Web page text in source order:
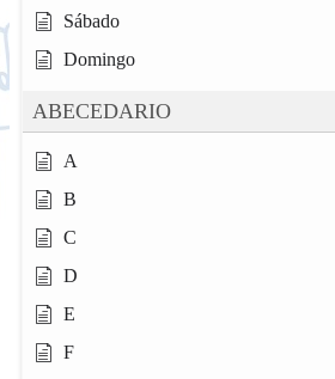
Sábado
Domingo
ABECEDARIO
A
B
C
D
E
F